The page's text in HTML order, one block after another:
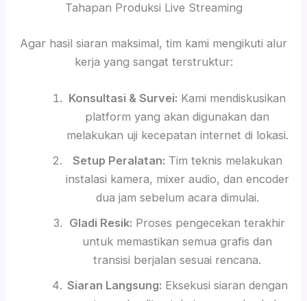
Tahapan Produksi Live Streaming
Agar hasil siaran maksimal, tim kami mengikuti alur
kerja yang sangat terstruktur:
Konsultasi & Survei: Kami mendiskusikan
platform yang akan digunakan dan
melakukan uji kecepatan internet di lokasi.
Setup Peralatan: Tim teknis melakukan
instalasi kamera, mixer audio, dan encoder
dua jam sebelum acara dimulai.
Gladi Resik: Proses pengecekan terakhir
untuk memastikan semua grafis dan
transisi berjalan sesuai rencana.
Siaran Langsung: Eksekusi siaran dengan